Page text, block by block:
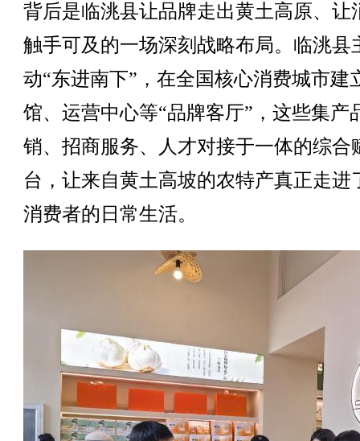
背后是临洮县让品牌走出黄土高原、让
触手可及的一场深刻战略布局。临洮县
动“东进南下”，在全国核心消费城市建
馆、运营中心等“品牌客厅”，这些集产
销、招商服务、人才对接于一体的综合
台，让来自黄土高坡的农特产真正走进
消费者的日常生活。